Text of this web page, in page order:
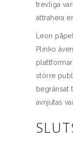
trevliga
attrahera
Leon
Plinko
större
begränsat
avnjutas